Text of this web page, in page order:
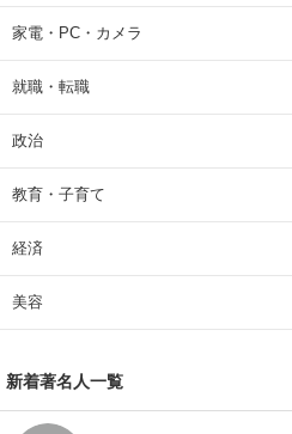
家電・PC・カメラ
就職・転職
政治
教育・子育て
経済
美容
新着著名人一覧